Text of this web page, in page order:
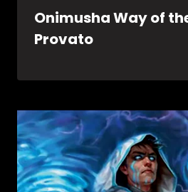
Onimusha Way of
Provato